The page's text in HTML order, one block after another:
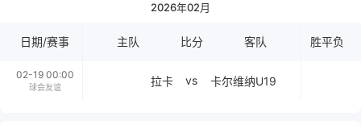
2026年02月
日期/赛事 主队 比分 客队 胜平负
02-19 00:00
球会友谊 拉卡 vs 卡尔维纳U19